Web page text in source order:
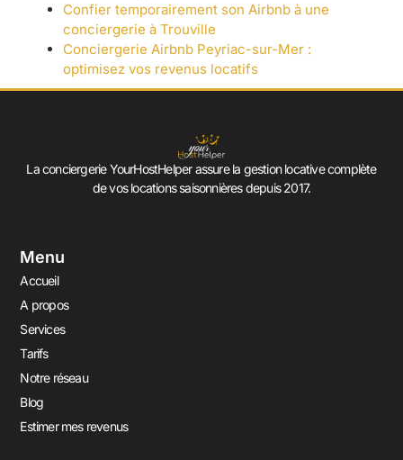
Confier temporairement son Airbnb à une
conciergerie à Trouville
Conciergerie Airbnb Peyriac-sur-Mer :
optimisez vos revenus locatifs
La conciergerie YourHostHelper assure la gestion locative complète
de vos locations saisonnières depuis 2017.
Menu
Accueil
A propos
Services
Tarifs
Notre réseau
Blog
Estimer mes revenus